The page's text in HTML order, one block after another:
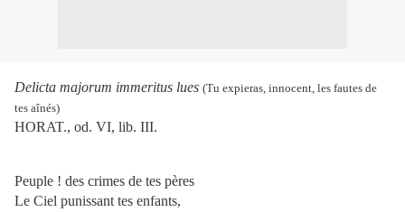
Delicta majorum immeritus lues (Tu expieras, innocent, les fautes de
tes aînés)
HORAT., od. VI, lib. III.
Peuple ! des crimes de tes pères
Le Ciel punissant tes enfants,